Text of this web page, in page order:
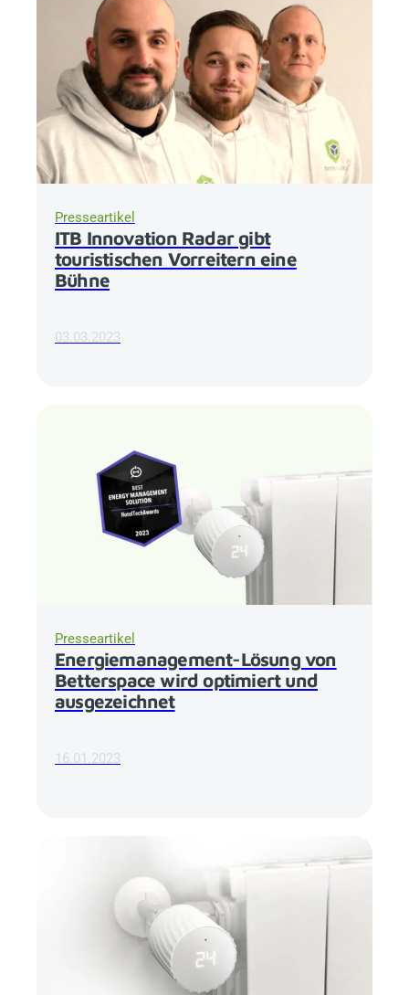
Presseartikel
ITB Innovation Radar gibt
touristischen Vorreitern eine
Bühne
03.03.2023
Presseartikel
Energiemanagement-Lösung von
Betterspace wird optimiert und
ausgezeichnet
16.01.2023